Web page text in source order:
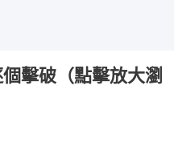
擊破（點擊放大瀏